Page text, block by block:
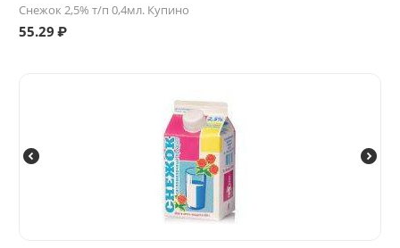
Снежок 2,5% т/п 0,4мл. Купино
55.29 ₽